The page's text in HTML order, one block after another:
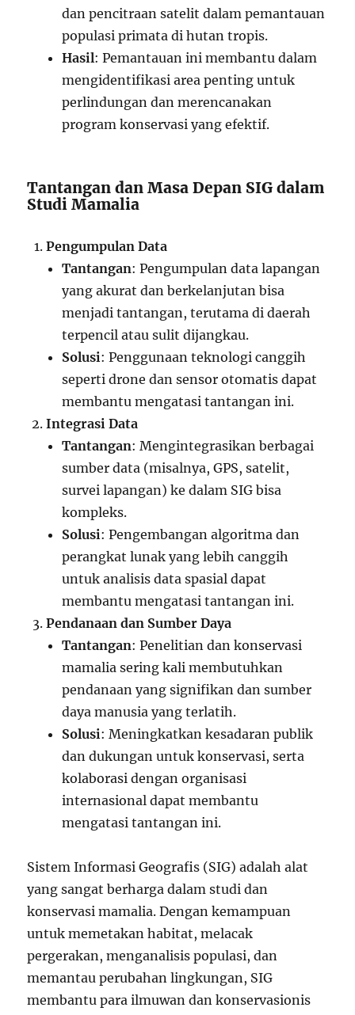
dan pencitraan satelit dalam pemantauan
populasi primata di hutan tropis.
Hasil: Pemantauan ini membantu dalam
mengidentifikasi area penting untuk
perlindungan dan merencanakan
program konservasi yang efektif.
Tantangan dan Masa Depan SIG dalam
Studi Mamalia
Pengumpulan Data
Tantangan: Pengumpulan data lapangan
yang akurat dan berkelanjutan bisa
menjadi tantangan, terutama di daerah
terpencil atau sulit dijangkau.
Solusi: Penggunaan teknologi canggih
seperti drone dan sensor otomatis dapat
membantu mengatasi tantangan ini.
Integrasi Data
Tantangan: Mengintegrasikan berbagai
sumber data (misalnya, GPS, satelit,
survei lapangan) ke dalam SIG bisa
kompleks.
Solusi: Pengembangan algoritma dan
perangkat lunak yang lebih canggih
untuk analisis data spasial dapat
membantu mengatasi tantangan ini.
Pendanaan dan Sumber Daya
Tantangan: Penelitian dan konservasi
mamalia sering kali membutuhkan
pendanaan yang signifikan dan sumber
daya manusia yang terlatih.
Solusi: Meningkatkan kesadaran publik
dan dukungan untuk konservasi, serta
kolaborasi dengan organisasi
internasional dapat membantu
mengatasi tantangan ini.
Sistem Informasi Geografis (SIG) adalah alat
yang sangat berharga dalam studi dan
konservasi mamalia. Dengan kemampuan
untuk memetakan habitat, melacak
pergerakan, menganalisis populasi, dan
memantau perubahan lingkungan, SIG
membantu para ilmuwan dan konservasionis